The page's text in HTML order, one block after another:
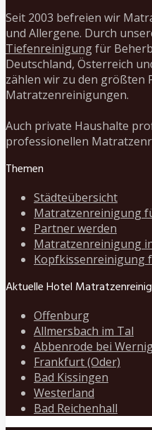
Seit 2003 befreien wir
und Allergene. Durch
Tiefenreinigungfür
Deutschland, Österreich
zählen wir zu den größten
Matratzenreinigungen.
Auch private Haushalte
professionellen
Themen
Städteübersicht
Matratzenreinigung
Partner werden
Matratzenreinigung
Kopfkissenreinigung
Aktuelle Hotel
Offenburg
Allmersbach im Tal
Abbenrode bei
Frankfurt (Oder)
Bad Kissingen
Westerland
Bad Reichenhall